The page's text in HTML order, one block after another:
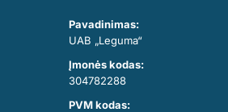
Pavadinimas:
UAB „Leguma“
Įmonės kodas:
304782288
PVM kodas: